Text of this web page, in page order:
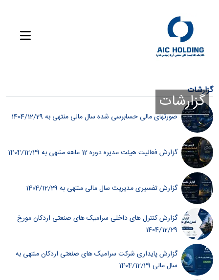
گزارشات
گزارشات
صورتهای مالی حسابرسی شده سال مالی منتهی به 1404/12/29
گزارش فعالیت هیئت مدیره دوره 12 ماهه منتهی به 1404/12/29
گزارش تفسیری مدیریت سال مالی منتهی به 1404/12/29
گزارش کنترل های داخلی سرامیک های صنعتی اردکان مورخ
1404/12/29
گزارش پایداری شرکت سرامیک های صنعتی اردکان منتهی به
سال مالی 1404/12/29